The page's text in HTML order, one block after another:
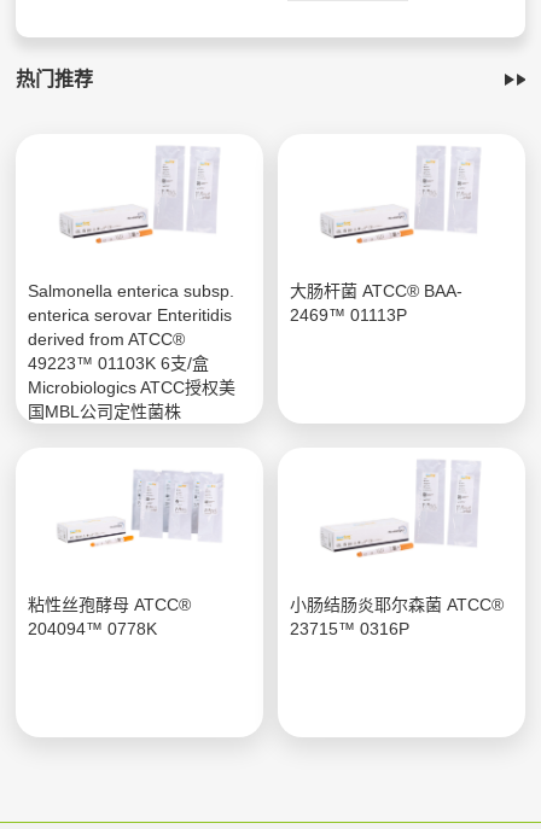
热门推荐
Salmonella enterica subsp.
enterica serovar Enteritidis
derived from ATCC®
49223™ 01103K 6支/盒
Microbiologics ATCC授权美
国MBL公司定性菌株
大肠杆菌 ATCC® BAA-
2469™ 01113P
粘性丝孢酵母 ATCC®
204094™ 0778K
小肠结肠炎耶尔森菌 ATCC®
23715™ 0316P